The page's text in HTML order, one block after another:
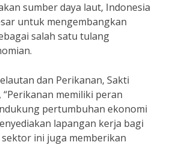
sumber daya laut, Indonesia
untuk mengembangkan
salah satu tulang
dan Perikanan, Sakti
memiliki peran
pertumbuhan ekonomi
lapangan kerja bagi
ini juga memberikan